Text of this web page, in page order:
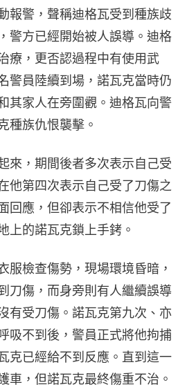
報警，聲稱迪格瓦受到種族歧
警方已經開始被人誤導。迪格
療，更否認過程中有使用武
警員陸續到場，諾瓦克當時仍
其家人在旁圍觀。迪格瓦向警
種族仇恨襲擊。
來，期間後者多次表示自己受
他第四次表示自己受了刀傷之
回應，但卻表示不相信他受了
上的諾瓦克鎖上手銬。
服檢查傷勢，現場環境昏暗，
刀傷，而身旁則有人繼續誤導
有受刀傷。諾瓦克第九次、亦
吸不到後，警員正式將他拘捕
克已經給不到反應。直到這一
車，但諾瓦克最終傷重不治。